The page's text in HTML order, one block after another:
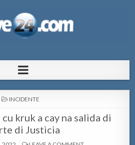
pa Aruba
POSTED
INCIDENTE
kruk a cay na salida di
di Justicia